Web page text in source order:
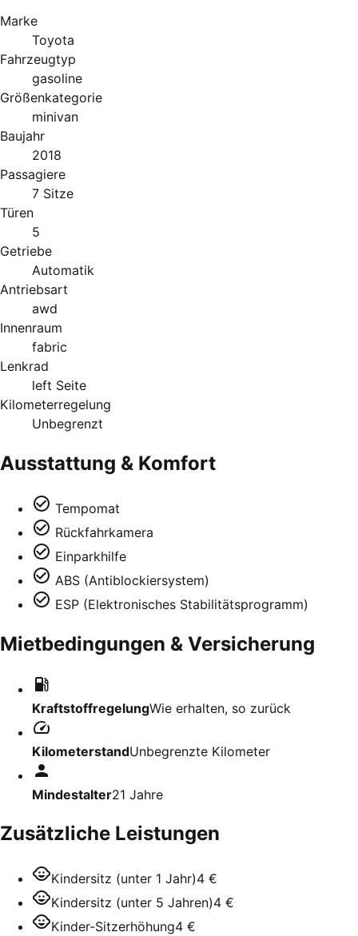
Marke
Toyota
Fahrzeugtyp
gasoline
Größenkategorie
minivan
Baujahr
2018
Passagiere
7 Sitze
Türen
5
Getriebe
Automatik
Antriebsart
awd
Innenraum
fabric
Lenkrad
left Seite
Kilometerregelung
Unbegrenzt
Ausstattung & Komfort
Tempomat
Rückfahrkamera
Einparkhilfe
ABS (Antiblockiersystem)
ESP (Elektronisches Stabilitätsprogramm)
Mietbedingungen & Versicherung
KraftstoffregelungWie erhalten, so zurück
KilometerstandUnbegrenzte Kilometer
Mindestalter21 Jahre
Zusätzliche Leistungen
Kindersitz (unter 1 Jahr)4 €
Kindersitz (unter 5 Jahren)4 €
Kinder-Sitzerhöhung4 €